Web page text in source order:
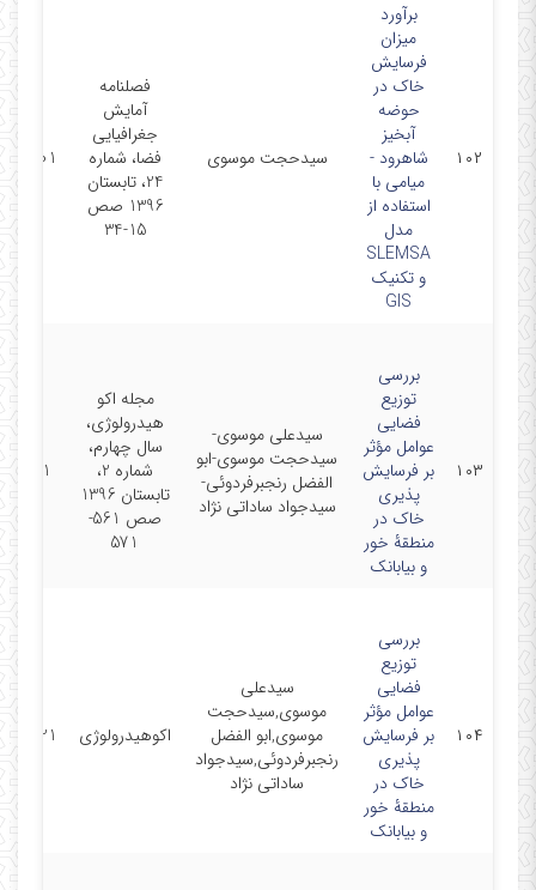
۱۰۲
برآورد
میزان
فرسایش
خاک در
حوضه
آبخیز
شاهرود -
میامی با
استفاده از
مدل
SLEMSA
و تکنیک
GIS
سیدحجت موسوی
فصلنامه
آمایش
جغرافیایی
فضا، شماره
24، تابستان
1396 صص
15-34
10-01
۱۰۳
بررسی
توزیع
فضایی
عوامل مؤثر
بر فرسایش
‏پذیری
خاک در
منطقۀ خور
و بیابانک
سیدعلی موسوی-
سیدحجت موسوی-ابو
الفضل رنجبرفردوئی-
سیدجواد ساداتی نژاد
مجله اکو
هیدرولوژی،
سال چهارم،
شماره 2،
تابستان 1396
صص 561-
571
5-01
۱۰۴
بررسی
توزیع
فضایی
عوامل مؤثر
بر فرسایش
‏پذیری
خاک در
منطقۀ خور
و بیابانک
سیدعلی
موسوی,سیدحجت
موسوی,ابو الفضل
رنجبرفردوئی,سیدجواد
ساداتی نژاد
اکوهیدرولوژی 02/21